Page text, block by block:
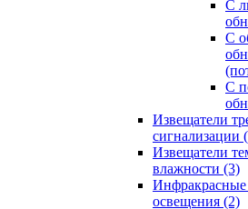
С
С
С
Извещатели
сигнализации
Извещатели
влажности (3)
освещения (2)